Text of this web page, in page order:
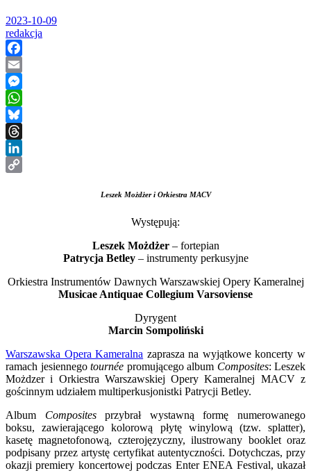
2023-10-09
redakcja
Facebook
Email
Messenger
WhatsApp
Bluesky
Threads
LinkedIn
Leszek Możdżer i Orkiestra MACV
Występują:
Leszek Możdżer– fortepian
Patrycja Betley– instrumenty perkusyjne
Orkiestra Instrumentów Dawnych Warszawskiej Opery Kameralnej
Musicae Antiquae Collegium Varsoviense
Dyrygent
Marcin Sompoliński
Warszawska Opera Kameralna zaprasza na wyjątkowe koncerty w
ramach jesiennego tournée promującego album Composites: Leszek
Możdzer i Orkiestra Warszawskiej Opery Kameralnej MACV z
gościnnym udziałem multiperkusjonistki Patrycji Betley.
Album Compositesprzybrał wystawną formę numerowanego
boksu, zawierającego kolorową płytę winylową (tzw. splatter),
kasetę magnetofonową, czterojęzyczny, ilustrowany booklet oraz
podpisany przez artystę certyfikat autentyczności. Dotychczas, przy
okazji premiery koncertowej podczas Enter ENEA Festival, ukazał